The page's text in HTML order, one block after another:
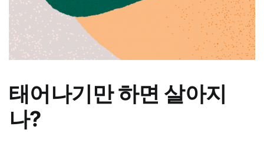
태어나기만 하면 살아지
나?